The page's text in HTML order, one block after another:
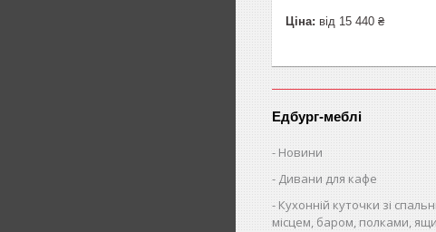
Ціна: від 15 440 ₴
Едбург-меблі
Новини
Дивани для кафе
Кухонній куточки зі
місцем, баром, полками,